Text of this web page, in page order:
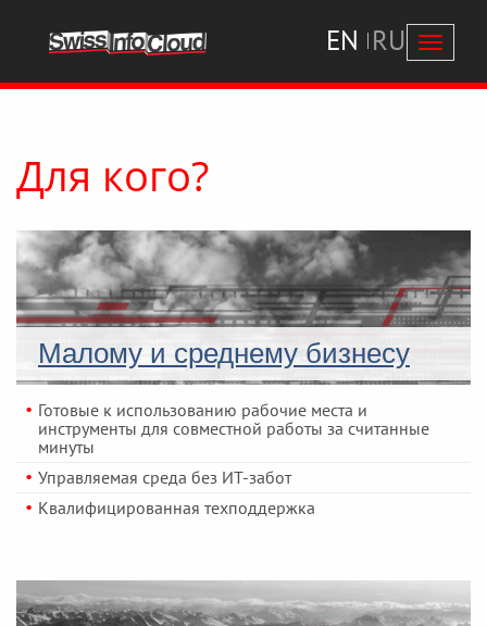
EN RU
Для кого?
Малому и среднему бизнесу
Готовые к использованию рабочие места и
инструменты для совместной работы за считанные
минуты
Управляемая среда без ИТ-забот
Квалифицированная техподдержка